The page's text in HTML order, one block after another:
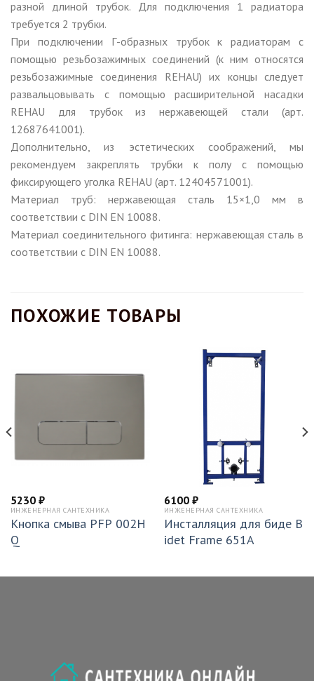
разной длиной трубок. Для подключения 1 радиатора
требуется 2 трубки.
При подключении Г-образных трубок к радиаторам с
помощью резьбозажимных соединений (к ним относятся
резьбозажимные соединения REHAU) их концы следует
развальцовывать с помощью расширительной насадки
REHAU для трубок из нержавеющей стали (арт.
12687641001).
Дополнительно, из эстетических соображений, мы
рекомендуем закреплять трубки к полу с помощью
фиксирующего уголка REHAU (арт. 12404571001).
Материал труб: нержавеющая сталь 15×1,0 мм в
соответствии с DIN EN 10088.
Материал соединительного фитинга: нержавеющая сталь в
соответствии с DIN EN 10088.
ПОХОЖИЕ ТОВАРЫ
5230 ₽
ИНЖЕНЕРНАЯ САНТЕХНИКА
Кнопка смыва PFP 002H
Q
6100 ₽
ИНЖЕНЕРНАЯ САНТЕХНИКА
Инсталляция для биде B
idet Frame 651A